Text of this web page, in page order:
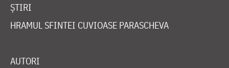
ȘTIRI
HRAMUL SFINTEI CUVIOASE PARASCHEVA
AUTORI